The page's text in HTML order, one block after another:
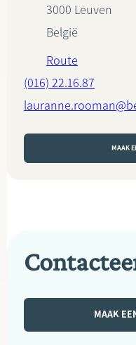
3000 Leuven
België
Route
(016) 22.16.87
MAAK
MAAK